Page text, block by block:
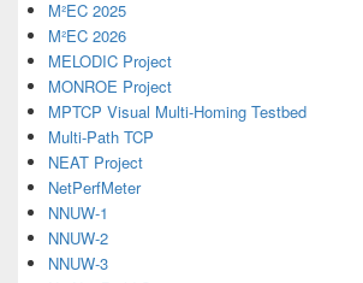
M²EC 2025
M²EC 2026
MELODIC Project
MONROE Project
MPTCP Visual Multi-Homing Testbed
Multi-Path TCP
NEAT Project
NetPerfMeter
NNUW-1
NNUW-2
NNUW-3